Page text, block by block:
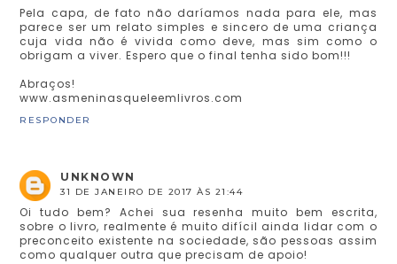
Pela capa, de fato não daríamos nada para ele, mas
parece ser um relato simples e sincero de uma criança
cuja vida não é vivida como deve, mas sim como o
obrigam a viver. Espero que o final tenha sido bom!!!
Abraços!
www.asmeninasqueleemlivros.com
RESPONDER
UNKNOWN
31 DE JANEIRO DE 2017 ÀS 21:44
Oi tudo bem? Achei sua resenha muito bem escrita,
sobre o livro, realmente é muito difícil ainda lidar com o
preconceito existente na sociedade, são pessoas assim
como qualquer outra que precisam de apoio!